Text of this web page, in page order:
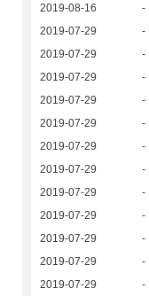
2019-08-16 -
2019-07-29 -
2019-07-29 -
2019-07-29 -
2019-07-29 -
2019-07-29 -
2019-07-29 -
2019-07-29 -
2019-07-29 -
2019-07-29 -
2019-07-29 -
2019-07-29 -
2019-07-29 -